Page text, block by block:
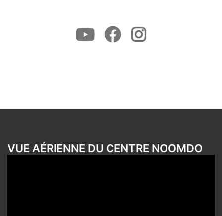
Youtube FacebookInstagram
VUE AÉRIENNE DU CENTRE NOOMDO